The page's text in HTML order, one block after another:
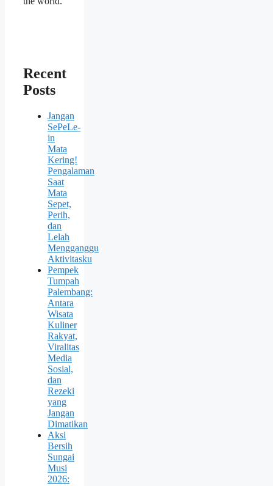
Recent
Posts
Jangan
SePeLe-
in
Mata
Kering!
Pengalaman
Saat
Mata
Sepet,
Perih,
dan
Lelah
Mengganggu
Aktivitasku
Pempek
Tumpah
Palembang:
Antara
Wisata
Kuliner
Rakyat,
Viralitas
Media
Sosial,
dan
Rezeki
yang
Jangan
Dimatikan
Aksi
Bersih
Sungai
Musi
2026: